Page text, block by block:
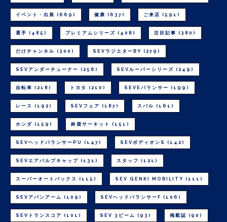
イベント・出展 (669) 健康 (637) ご来店 (591)
選手 (485) プレミアムシリーズ (408) 注目記事 (380)
だけチャンネル (300) SEVラジエターBY (279)
SEVアンダーチューナー (256) SEVルーパーシリーズ (249)
自転車 (218) トヨタ (210) SEVEバランサー (199)
レース (192) SEVフェア (187) スバル (161)
ホンダ (159) 鈴鹿サーキット (151)
SEVヘッドバランサーPU (147) SEVボディオンS (142)
SEVエアバルブキャップ (131) スタッフ (121)
スーパーオートバックス (115) SEV GENKI MOBILITY (111)
SEVアバンアーム (109) SEVヘッドバランサーF (106)
SEVトランスコア (101) SEV 3ビーム (93) 掲載誌 (90)